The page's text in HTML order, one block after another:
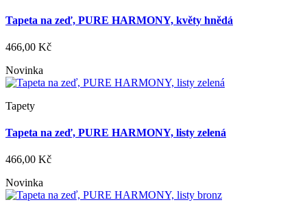
Tapeta na zeď, PURE HARMONY, květy hnědá
466,00 Kč
Novinka
Tapety
Tapeta na zeď, PURE HARMONY, listy zelená
466,00 Kč
Novinka